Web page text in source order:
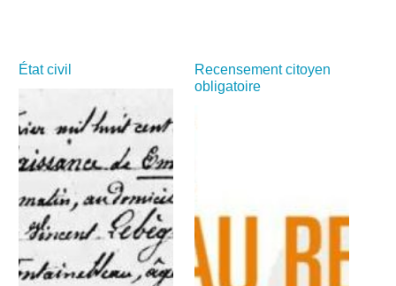
État civil
Recensement citoyen
obligatoire